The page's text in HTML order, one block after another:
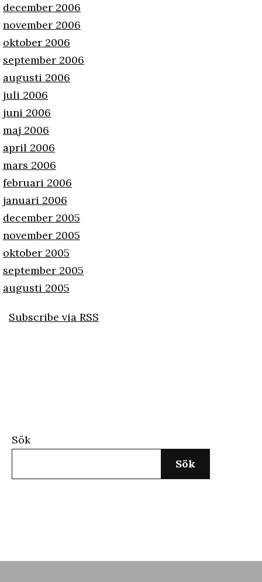
december 2006
november 2006
oktober 2006
september 2006
augusti 2006
juli 2006
juni 2006
maj 2006
april 2006
mars 2006
februari 2006
januari 2006
december 2005
november 2005
oktober 2005
september 2005
augusti 2005
Subscribe via RSS
Sök
Sök